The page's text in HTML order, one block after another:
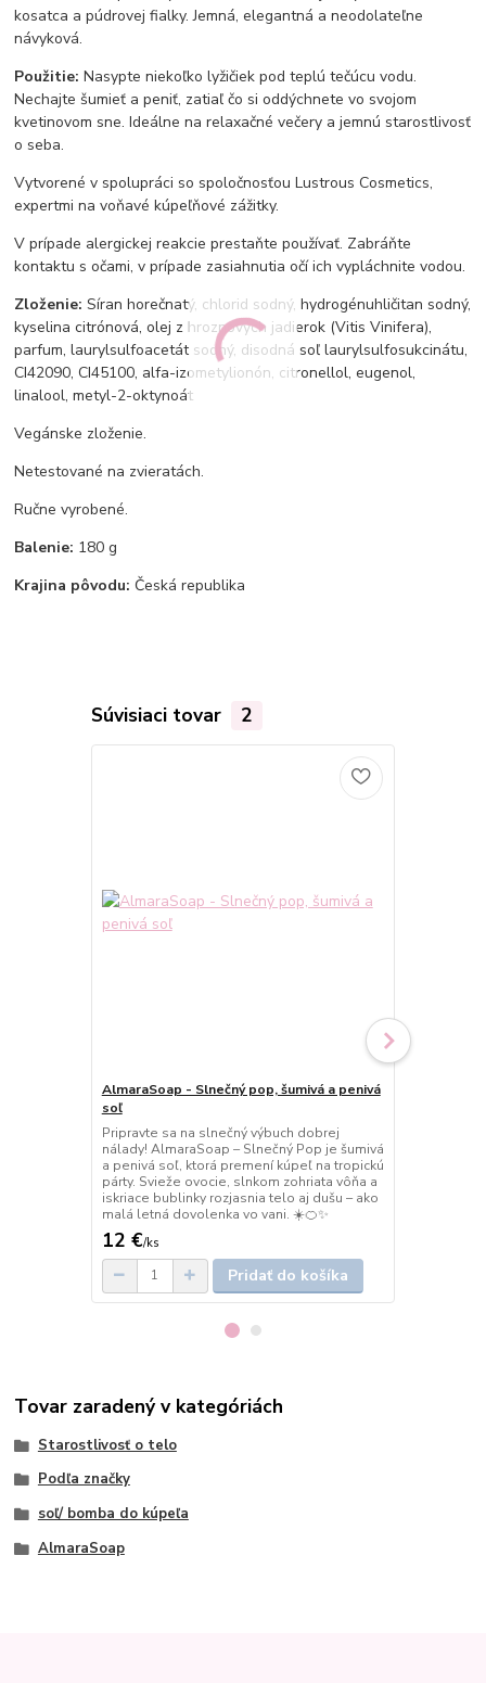
kosatca a púdrovej fialky. Jemná, elegantná a neodolateľne
návyková.
Použitie: Nasypte niekoľko lyžičiek pod teplú tečúcu vodu.
Nechajte šumieť a peniť, zatiaľ čo si oddýchnete vo svojom
kvetinovom sne. Ideálne na relaxačné večery a jemnú starostlivosť
o seba.
Vytvorené v spolupráci so spoločnosťou Lustrous Cosmetics,
expertmi na voňavé kúpeľňové zážitky.
V prípade alergickej reakcie prestaňte používať. Zabráňte
kontaktu s očami, v prípade zasiahnutia očí ich vypláchnite vodou.
Zloženie: Síran horečnatý, chlorid sodný, hydrogénuhličitan sodný,
kyselina citrónová, olej z hroznových jadierok (Vitis Vinifera),
parfum, laurylsulfoacetát sodný, disodná soľ laurylsulfosukcinátu,
CI42090, CI45100, alfa-izometylionón, citronellol, eugenol,
linalool, metyl-2-oktynoát
Vegánske zloženie.
Netestované na zvieratách.
Ručne vyrobené.
Balenie: 180 g
Krajina pôvodu: Česká republika
Súvisiaci tovar 2
AlmaraSoap - Slnečný pop, šumivá a penivá
soľ
Pripravte sa na slnečný výbuch dobrej
nálady! AlmaraSoap – Slnečný Pop je šumivá
a penivá soľ, ktorá premení kúpeľ na tropickú
párty. Svieže ovocie, slnkom zohriata vôňa a
iskriace bublinky rozjasnia telo aj dušu – ako
malá letná dovolenka vo vani. ☀️🍊✨
12 €/ks
Pridať do košíka
Tovar zaradený v kategóriách
Starostlivosť o telo
Podľa značky
soľ/ bomba do kúpeľa
AlmaraSoap